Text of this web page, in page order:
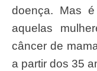
doença. Mas
aquelas
câncer de
a partir dos 35